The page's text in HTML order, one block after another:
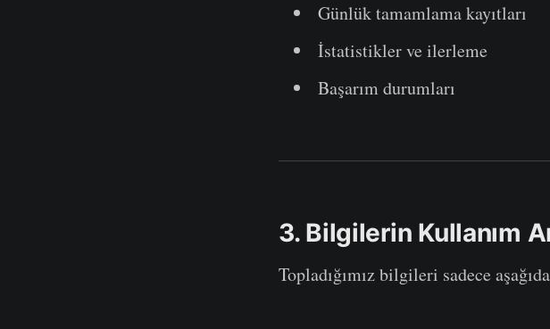
Günlük tamamlama kayıtları
İstatistikler ve ilerleme
Başarım durumları
3. Bilgilerin Kullanım
Topladığımız bilgileri sadece